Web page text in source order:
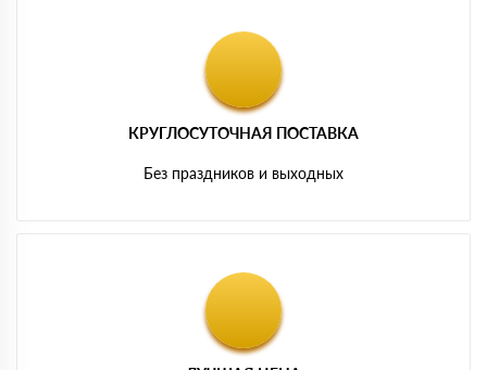
КРУГЛОСУТОЧНАЯ ПОСТАВКА
Без праздников и выходных